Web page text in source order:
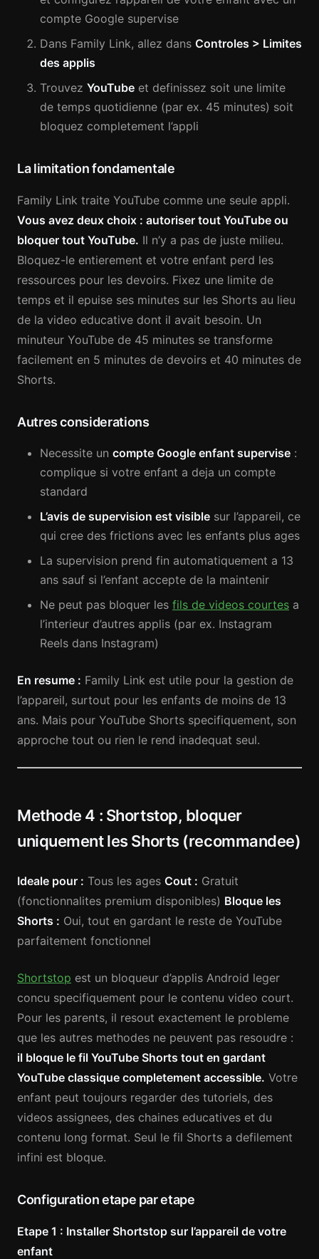
compte Google supervise
Dans Family Link, allez dans Controles > Limites
des applis
Trouvez YouTube et definissez soit une limite
de temps quotidienne (par ex. 45 minutes) soit
bloquez completement l’appli
La limitation fondamentale
Family Link traite YouTube comme une seule appli.
Vous avez deux choix : autoriser tout YouTube ou
bloquer tout YouTube. Il n’y a pas de juste milieu.
Bloquez-le entierement et votre enfant perd les
ressources pour les devoirs. Fixez une limite de
temps et il epuise ses minutes sur les Shorts au lieu
de la video educative dont il avait besoin. Un
minuteur YouTube de 45 minutes se transforme
facilement en 5 minutes de devoirs et 40 minutes de
Shorts.
Autres considerations
Necessite un compte Google enfant supervise :
complique si votre enfant a deja un compte
standard
L’avis de supervision est visible sur l’appareil, ce
qui cree des frictions avec les enfants plus ages
La supervision prend fin automatiquement a 13
ans sauf si l’enfant accepte de la maintenir
Ne peut pas bloquer les fils de videos courtes a
l’interieur d’autres applis (par ex. Instagram
Reels dans Instagram)
En resume : Family Link est utile pour la gestion de
l’appareil, surtout pour les enfants de moins de 13
ans. Mais pour YouTube Shorts specifiquement, son
approche tout ou rien le rend inadequat seul.
Methode 4 : Shortstop, bloquer
uniquement les Shorts (recommandee)
Ideale pour : Tous les ages Cout : Gratuit
(fonctionnalites premium disponibles) Bloque les
Shorts : Oui, tout en gardant le reste de YouTube
parfaitement fonctionnel
Shortstop est un bloqueur d’applis Android leger
concu specifiquement pour le contenu video court.
Pour les parents, il resout exactement le probleme
que les autres methodes ne peuvent pas resoudre :
il bloque le fil YouTube Shorts tout en gardant
YouTube classique completement accessible. Votre
enfant peut toujours regarder des tutoriels, des
videos assignees, des chaines educatives et du
contenu long format. Seul le fil Shorts a defilement
infini est bloque.
Configuration etape par etape
Etape 1 : Installer Shortstop sur l’appareil de votre
enfant